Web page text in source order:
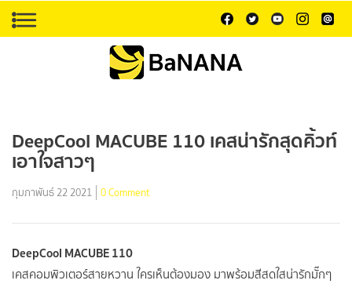
DeepCool MACUBE 110 เคสน่ารักสุดคิ้วท์
เอาใจสาวๆ
กุมภาพันธ์ 22 2021 0 Comment
DeepCool MACUBE 110
เคสคอมพิวเตอร์สายหวาน ใครเห็นต้องมอง มาพร้อมสีสดใสน่ารักมั๊กๆ